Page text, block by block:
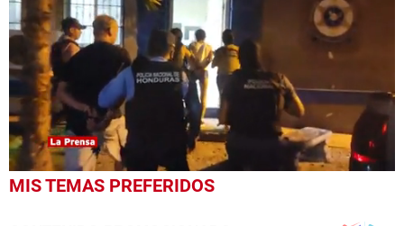
0
seconds
MIS TEMAS PREFERIDOS